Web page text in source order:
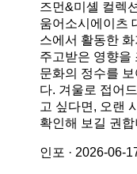
즈먼&미셸 컬렉
움어소시에이츠
스에서 활동한
주고받은 영향을
문화의 정수를
다. 겨울로 접어
고 싶다면, 오랜
확인해 보길 권합
인포 · 2026-06-